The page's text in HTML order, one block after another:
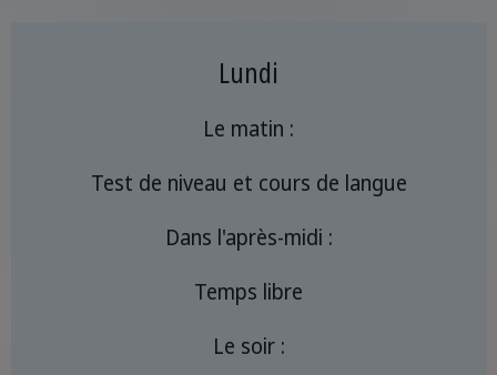
Lundi
Le matin :
Test de niveau et cours de langue
Dans l'après-midi :
Temps libre
Le soir :